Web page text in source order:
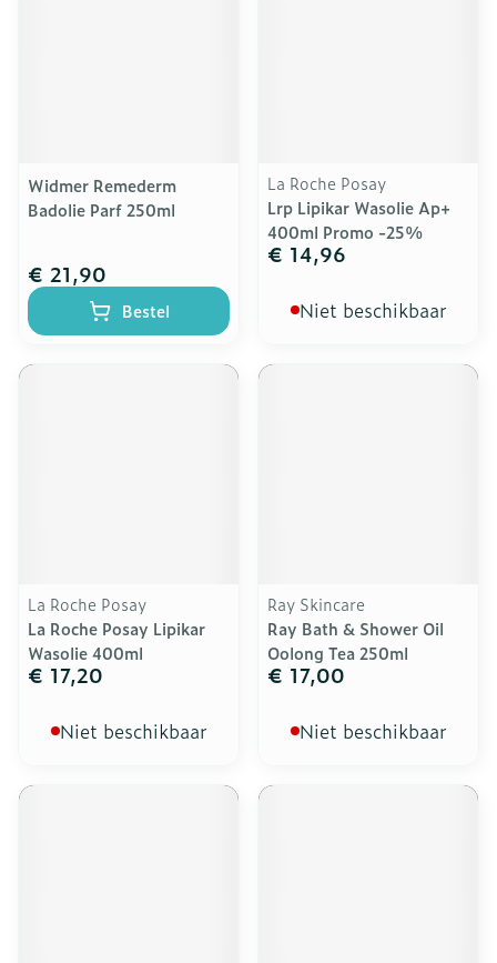
Widmer Remederm
Badolie Parf 250ml
€ 21,90
Bestel
La Roche Posay
Lrp Lipikar Wasolie Ap+
400ml Promo -25%
€ 14,96
Niet beschikbaar
La Roche Posay
La Roche Posay Lipikar
Wasolie 400ml
€ 17,20
Niet beschikbaar
Ray Skincare
Ray Bath & Shower Oil
Oolong Tea 250ml
€ 17,00
Niet beschikbaar